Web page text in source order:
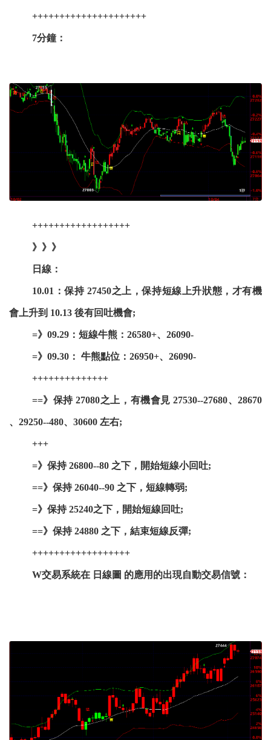
+++++++++++++++++++++
7分鐘：
++++++++++++++++++
》》》
日線：
10.01：保持 27450之上，保持短線上升狀態，才有機
會上升到 10.13 後有回吐機會;
=》09.29：短線牛熊：26580+、26090-
=》09.30： 牛熊點位：26950+、26090-
++++++++++++++
==》保持 27080之上，有機會見 27530--27680、28670
、29250--480、30600 左右;
+++
=》保持 26800--80 之下，開始短線小回吐;
==》保持 26040--90 之下，短線轉弱;
=》保持 25240之下，開始短線回吐;
==》保持 24880 之下，結束短線反彈;
++++++++++++++++++
W交易系統在 日線圖 的應用的出現自動交易信號：